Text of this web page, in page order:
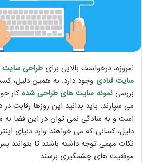
امروزه، درخواست بالایی برای طراحی سایت
سایت قنادی وجود دارد. به همین دلیل،
بررسی نمونه سایت های طراحی شده کار
می سپارند. باید بدانید این روزها رقابت در
است و به سادگی نمی توان در این فضا
دلیل، کسانی که می خواهند وارد دنیای
نکات مهمی توجه داشته باشند تا بتوانند
موفقیت های چشمگیری برسند.